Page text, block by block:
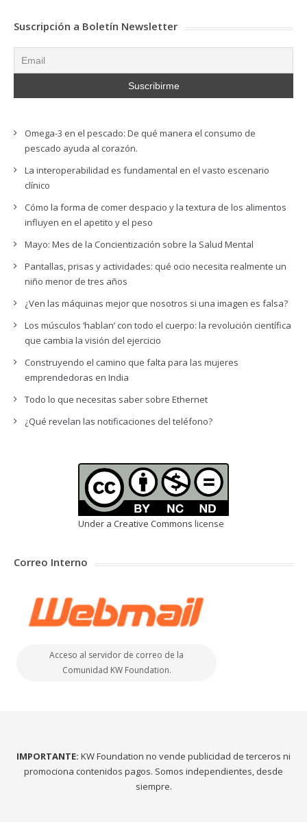
Suscripción a Boletín Newsletter
Omega-3 en el pescado: De qué manera el consumo de
pescado ayuda al corazón.
La interoperabilidad es fundamental en el vasto escenario
clínico
Cómo la forma de comer despacio y la textura de los alimentos
influyen en el apetito y el peso
Mayo: Mes de la Concientización sobre la Salud Mental
Pantallas, prisas y actividades: qué ocio necesita realmente un
niño menor de tres años
¿Ven las máquinas mejor que nosotros si una imagen es falsa?
Los músculos ‘hablan’ con todo el cuerpo: la revolución científica
que cambia la visión del ejercicio
Construyendo el camino que falta para las mujeres
emprendedoras en India
Todo lo que necesitas saber sobre Ethernet
¿Qué revelan las notificaciones del teléfono?
Under a Creative Commons license
Correo Interno
Acceso al servidor de correo de la
Comunidad KW Foundation.
IMPORTANTE: KW Foundation no vende publicidad de terceros ni
promociona contenidos pagos. Somos independientes, desde
siempre.